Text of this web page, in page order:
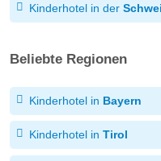
Kinderhotel in der
Beliebte Regionen
Kinderhotel in Bayern
Kinderhotel in Tirol